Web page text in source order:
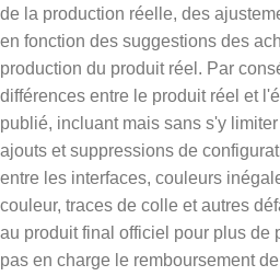
de la production réelle, des
en fonction des suggestions des
production du produit réel. Par
différences entre le produit réel et
publié, incluant mais sans s'y
ajouts et suppressions de
entre les interfaces, couleurs
couleur, traces de colle et autres
au produit final officiel pour plus de
pas en charge le remboursement